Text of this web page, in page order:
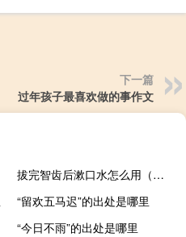
下一篇
过年孩子最喜欢做的事作文
拔完智齿后漱口水怎么用（漱口水怎么用）
“留欢五马迟”的出处是哪里
“今日不雨”的出处是哪里